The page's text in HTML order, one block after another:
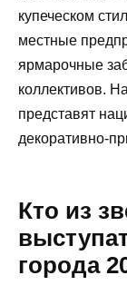
купеческом
местные
ярмарочные
коллективов.
представят
декоративно-
Кто из
города